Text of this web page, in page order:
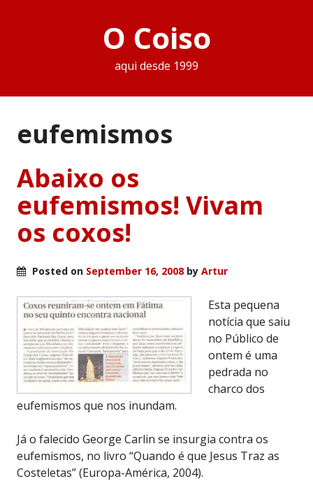
O Coiso
aqui desde 1999
eufemismos
Abaixo os
eufemismos! Vivam
os coxos!
Posted on September 16, 2008 by Artur
Esta pequena
notícia que saiu
no Público de
ontem é uma
pedrada no
charco dos
eufemismos que nos inundam.
Já o falecido George Carlin se insurgia contra os
eufemismos, no livro “Quando é que Jesus Traz as
Costeletas” (Europa-América, 2004).